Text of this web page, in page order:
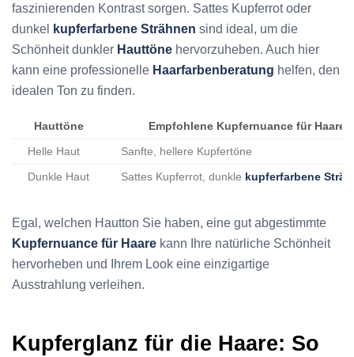
faszinierenden Kontrast sorgen. Sattes Kupferrot oder
dunkel
kupferfarbene Strähnen sind ideal, um die
Schönheit dunkler Hauttöne hervorzuheben. Auch hier
kann eine professionelle Haarfarbenberatung helfen, den
idealen Ton zu finden.
Hauttöne Empfohlene Kupfernuance für Haare
Helle Haut Sanfte, hellere Kupfertöne
Dunkle Haut Sattes Kupferrot, dunkle kupferfarbene
Egal, welchen Hautton Sie haben, eine gut abgestimmte
Kupfernuance für Haare kann Ihre natürliche Schönheit
hervorheben und Ihrem Look eine einzigartige
Ausstrahlung verleihen.
Kupferglanz für die Haare: So